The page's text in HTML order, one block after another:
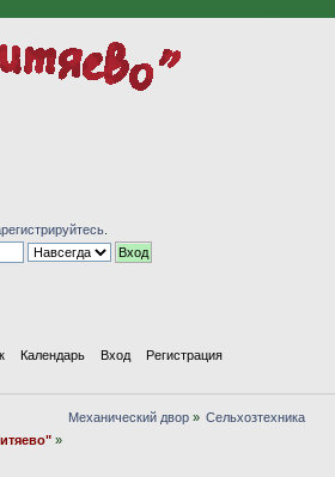
Календарь Вход Регистрация
»
Механический двор» Сельхозтехника